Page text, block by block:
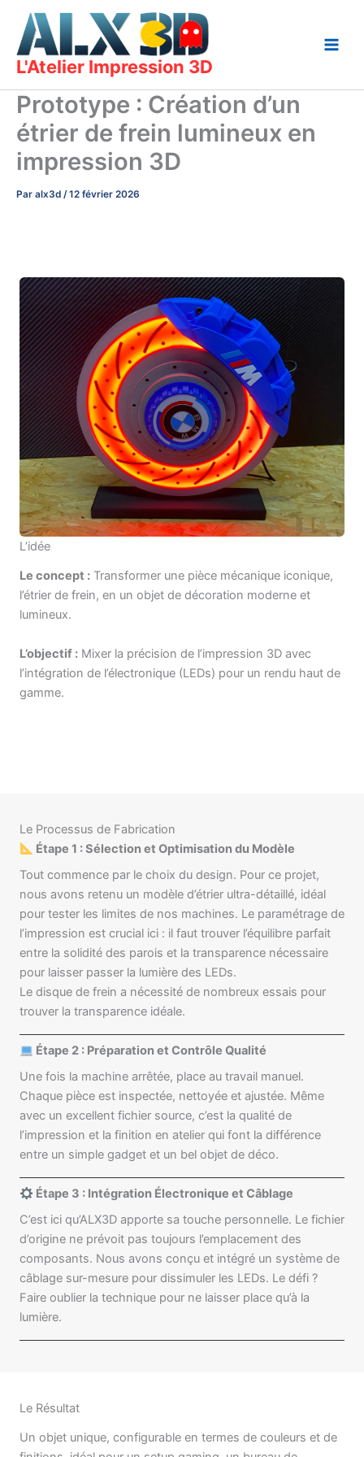
contenu
L'Atelier Impression 3D
Prototype : Création d’un
étrier de frein lumineux en
impression 3D
Par alx3d /12 février 2026
L’idée
Le concept : Transformer une pièce mécanique iconique,
l’étrier de frein, en un objet de décoration moderne et
lumineux.
L’objectif : Mixer la précision de l’impression 3D avec
l’intégration de l’électronique (LEDs) pour un rendu haut de
gamme.
Le Processus de Fabrication
Étape 1 : Sélection et Optimisation du Modèle
Tout commence par le choix du design. Pour ce projet,
nous avons retenu un modèle d’étrier ultra-détaillé, idéal
pour tester les limites de nos machines. Le paramétrage de
l’impression est crucial ici : il faut trouver l’équilibre parfait
entre la solidité des parois et la transparence nécessaire
pour laisser passer la lumière des LEDs.
Le disque de frein a nécessité de nombreux essais pour
trouver la transparence idéale.
Étape 2 : Préparation et Contrôle Qualité
Une fois la machine arrêtée, place au travail manuel.
Chaque pièce est inspectée, nettoyée et ajustée. Même
avec un excellent fichier source, c’est la qualité de
l’impression et la finition en atelier qui font la différence
entre un simple gadget et un bel objet de déco.
Étape 3 : Intégration Électronique et Câblage
C’est ici qu’ALX3D apporte sa touche personnelle. Le fichier
d’origine ne prévoit pas toujours l’emplacement des
composants. Nous avons conçu et intégré un système de
câblage sur-mesure pour dissimuler les LEDs. Le défi ?
Faire oublier la technique pour ne laisser place qu’à la
lumière.
Le Résultat
Un objet unique, configurable en termes de couleurs et de